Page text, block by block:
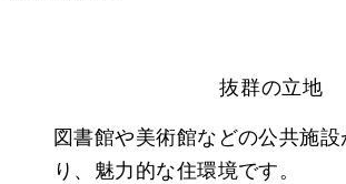
抜群の立地
図書館や美術館などの公共施
り、魅力的な住環境です。